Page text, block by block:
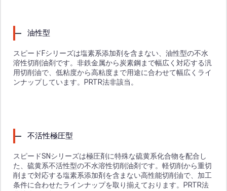
油性型
スピードFシリーズは塩素系添加剤を含まない、油性型の不水
溶性切削油剤です。非鉄金属から炭素鋼まで幅広く対応する汎
用切削油で、低粘度から高粘度まで用途に合わせて幅広くライ
ンナップしています。PRTR法非該当。
不活性極圧型
スピードSNシリーズは極圧剤に特殊な硫黄系化合物を配合し
た、硫黄系不活性型の不水溶性切削油剤です。軽切削から重切
削まで対応する塩素系添加剤を含まない高性能切削油で、加工
条件に合わせたラインナップを取り揃えております。PRTR法